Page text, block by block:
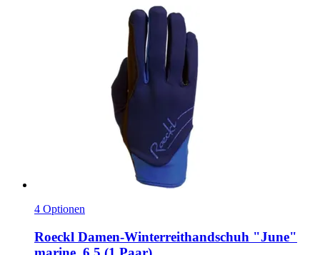
4 Optionen
Roeckl Damen-​Winterreithandschuh "June"